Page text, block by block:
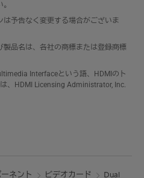
予告なく変更する場合がございま
品名は、各社の商標または登録商標
Interfaceという語、HDMIのト
、HDMI Licensing Administrator, Inc.
ネント ビデオカード
Dual